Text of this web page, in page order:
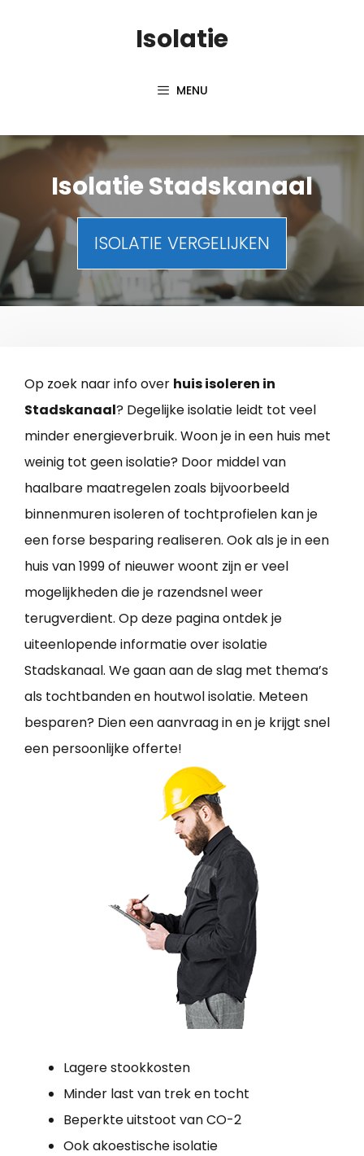
Isolatie
MENU
Isolatie Stadskanaal
ISOLATIE VERGELIJKEN
Op zoek naar info over huis isoleren in
Stadskanaal? Degelijke isolatie leidt tot veel
minder energieverbruik. Woon je in een huis met
weinig tot geen isolatie? Door middel van
haalbare maatregelen zoals bijvoorbeeld
binnenmuren isoleren of tochtprofielen kan je
een forse besparing realiseren. Ook als je in een
huis van 1999 of nieuwer woont zijn er veel
mogelijkheden die je razendsnel weer
terugverdient. Op deze pagina ontdek je
uiteenlopende informatie over isolatie
Stadskanaal. We gaan aan de slag met thema’s
als tochtbanden en houtwol isolatie. Meteen
besparen? Dien een aanvraag in en je krijgt snel
een persoonlijke offerte!
Lagere stookkosten
Minder last van trek en tocht
Beperkte uitstoot van CO-2
Ook akoestische isolatie